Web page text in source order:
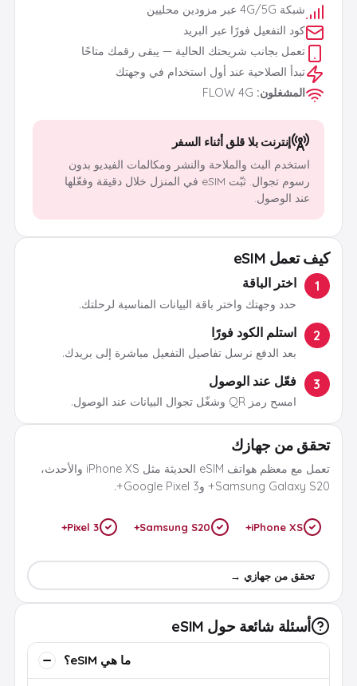
شبكة 4G/5G عبر مزودين محليين
كود التفعيل فورًا عبر البريد
تعمل بجانب شريحتك الحالية — يبقى رقمك متاحًا
تبدأ الصلاحية عند أول استخدام في وجهتك
المشغلون:
FLOW 4G
إنترنت بلا قلق أثناء السفر
استخدم البث والملاحة والنشر ومكالمات الفيديو بدون
رسوم تجوال. ثبّت eSIM في المنزل خلال دقيقة وفعّلها
عند الوصول.
كيف تعمل eSIM
1 اختر الباقة
حدد وجهتك واختر باقة البيانات المناسبة لرحلتك.
2 استلم الكود فورًا
بعد الدفع نرسل تفاصيل التفعيل مباشرة إلى بريدك.
3 فعّل عند الوصول
امسح رمز QR وشغّل تجوال البيانات عند الوصول.
تحقق من جهازك
تعمل مع معظم هواتف eSIM الحديثة مثل iPhone XS والأحدث،
Samsung Galaxy S20+ وGoogle Pixel 3+.
iPhone XS+
Samsung S20+
Pixel 3+
تحقق من جهازي →
أسئلة شائعة حول eSIM
ما هي eSIM؟